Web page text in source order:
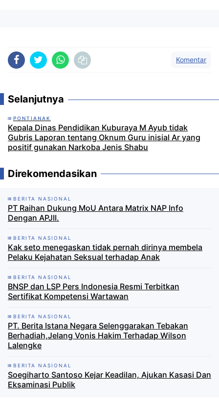
Komentar
Selanjutnya
PONTIANAK
Kepala Dinas Pendidikan Kuburaya M Ayub tidak
Gubris Laporan tentang Oknum Guru inisial Ar yang
positif gunakan Narkoba Jenis Shabu
Direkomendasikan
BERITA NASIONAL
PT Raihan Dukung MoU Antara Matrix NAP Info
Dengan APJII.
BERITA NASIONAL
Kak seto menegaskan tidak pernah dirinya membela
Pelaku Kejahatan Seksual terhadap Anak
BERITA NASIONAL
BNSP dan LSP Pers Indonesia Resmi Terbitkan
Sertifikat Kompetensi Wartawan
BERITA NASIONAL
PT. Berita Istana Negara Selenggarakan Tebakan
Berhadiah,Jelang Vonis Hakim Terhadap Wilson
Lalengke
BERITA NASIONAL
Soegiharto Santoso Kejar Keadilan, Ajukan Kasasi Dan
Eksaminasi Publik